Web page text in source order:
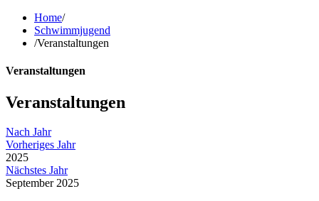
Home/
Schwimmjugend
/Veranstaltungen
Veranstaltungen
Veranstaltungen
Nach Jahr
Vorheriges Jahr
2025
Nächstes Jahr
September 2025